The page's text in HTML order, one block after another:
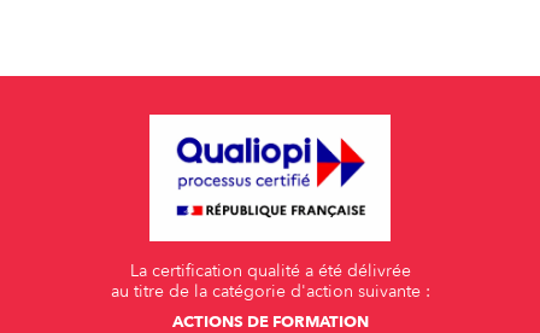
La certification qualité a été délivrée
au titre de la catégorie d'action suivante :
ACTIONS DE FORMATION